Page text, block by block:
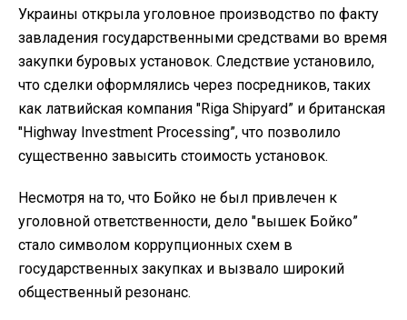
Украины открыла уголовное производство по факту
завладения государственными средствами во время
закупки буровых установок. Следствие установило,
что сделки оформлялись через посредников, таких
как латвийская компания "Riga Shipyard” и британская
"Highway Investment Processing”, что позволило
существенно завысить стоимость установок.
Несмотря на то, что Бойко не был привлечен к
уголовной ответственности, дело "вышек Бойко”
стало символом коррупционных схем в
государственных закупках и вызвало широкий
общественный резонанс.